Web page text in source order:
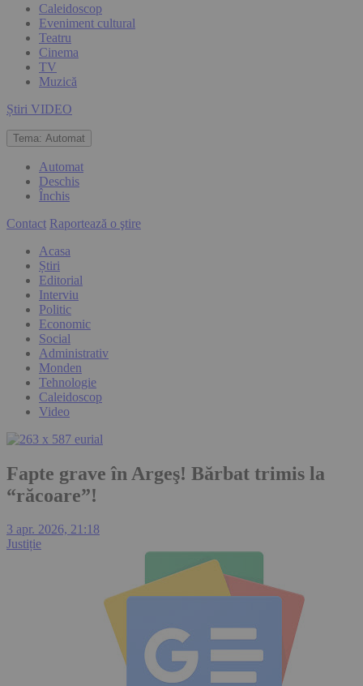
Caleidoscop
Eveniment cultural
Teatru
Cinema
TV
Muzică
Știri VIDEO
Tema: Automat
Automat
Deschis
Închis
Contact Raportează o ştire
Acasa
Știri
Editorial
Interviu
Politic
Economic
Social
Administrativ
Monden
Tehnologie
Caleidoscop
Video
Fapte grave în Argeş! Bărbat trimis la
“răcoare”!
3 apr. 2026, 21:18
Justiție